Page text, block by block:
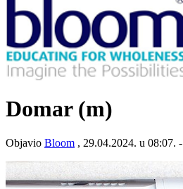
Domar (m)
Objavio Bloom , 29.04.2024. u 08:07. -